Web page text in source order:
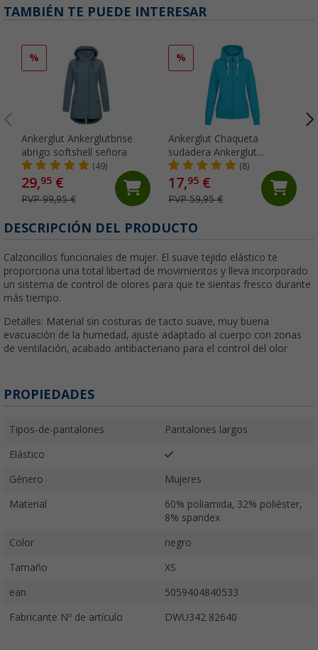
TAMBIÉN TE PUEDE INTERESAR
%
Ankerglut Ankerglutbrise
abrigo softshell señora
(49)
29,95 €
PVP 99,95 €
%
Ankerglut Chaqueta
sudadera Ankerglut
friendship señoras
(8)
17,95€
PVP 59,95 €
DESCRIPCIÓN DEL PRODUCTO
Calzoncillos funcionales de mujer. El suave tejido elástico te
proporciona una total libertad de movimientos y lleva incorporado
un sistema de control de olores para que te sientas fresco durante
más tiempo.
Detalles: Material sin costuras de tacto suave, muy buena
evacuación de la humedad, ajuste adaptado al cuerpo con zonas
de ventilación, acabado antibacteriano para el control del olor
PROPIEDADES
Tipos-de-pantalones Pantalones largos
Elástico
Género Mujeres
Material
60% poliamida, 32% poliéster,
8% spandex
Color negro
Tamaño XS
ean 5059404840533
Fabricante Nº de artículo DWU342 82640